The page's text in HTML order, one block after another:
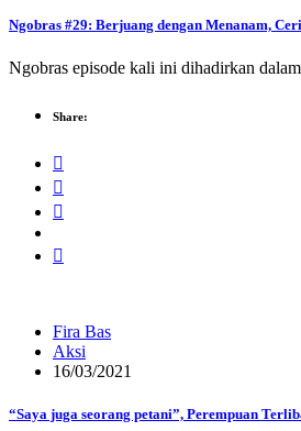
Ngobras #29: Berjuang dengan Menanam,
Ngobras episode kali ini dihadirkan
Share:
Fira Bas
Aksi
16/03/2021
“Saya juga seorang petani”, Perempuan